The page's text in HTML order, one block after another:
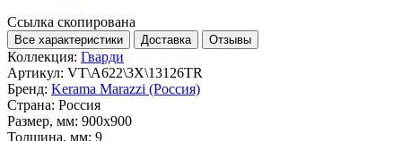
Ссылка скопирована
Все характеристики Доставка Отзывы
Коллекция: Гварди
Артикул: VT\A622\3X\13126TR
Бренд: Kerama Marazzi (Россия)
Страна: Россия
Размер, мм: 900x900
Толщина, мм: 9